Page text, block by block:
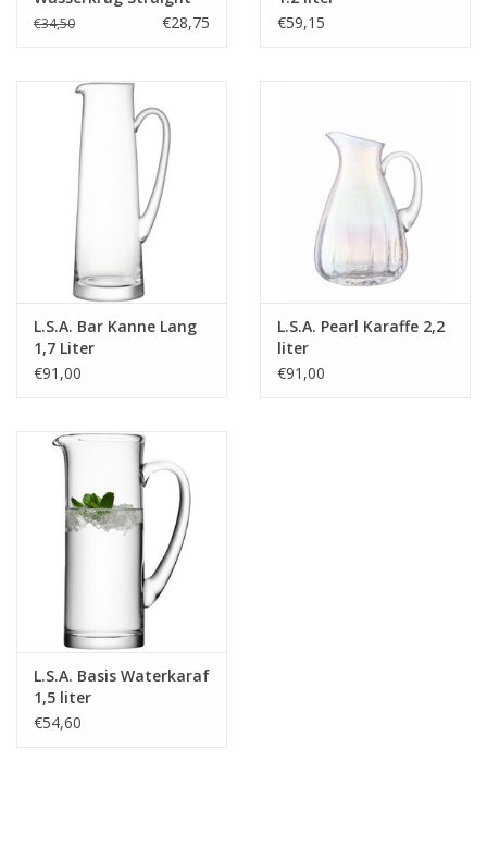
DiameterMM:
102
1200ml
€34,50 €28,75
€59,15
L.S.A. Bar Kanne Lang
1,7 Liter
€91,00
L.S.A. Pearl Karaffe 2,2
liter
€91,00
L.S.A. Basis Waterkaraf
1,5 liter
€54,60